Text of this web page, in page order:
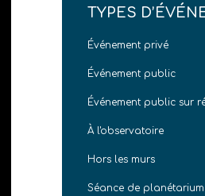
TYPES
Événement privé
Événement public
Événement public sur
À l'observatoire
Hors les murs
Séance de planétarium